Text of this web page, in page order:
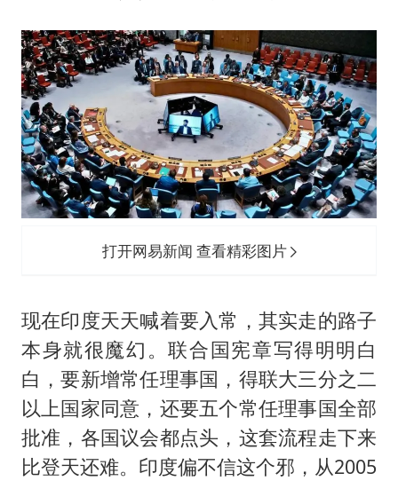
打开网易新闻 查看精彩图片
现在印度天天喊着要入常，其实走的路子
本身就很魔幻。联合国宪章写得明明白
白，要新增常任理事国，得联大三分之二
以上国家同意，还要五个常任理事国全部
批准，各国议会都点头，这套流程走下来
比登天还难。印度偏不信这个邪，从2005